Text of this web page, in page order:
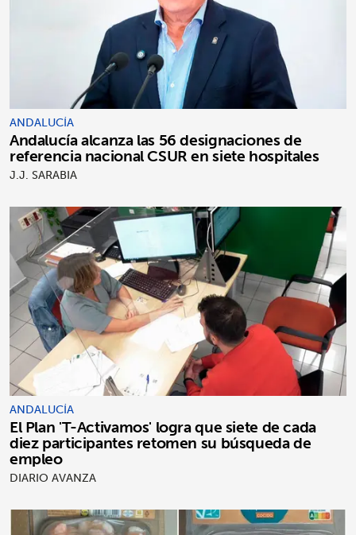
ANDALUCÍA
Andalucía alcanza las 56 designaciones de
referencia nacional CSUR en siete hospitales
J.J. SARABIA
ANDALUCÍA
El Plan 'T-Activamos' logra que siete de cada
diez participantes retomen su búsqueda de
empleo
DIARIO AVANZA